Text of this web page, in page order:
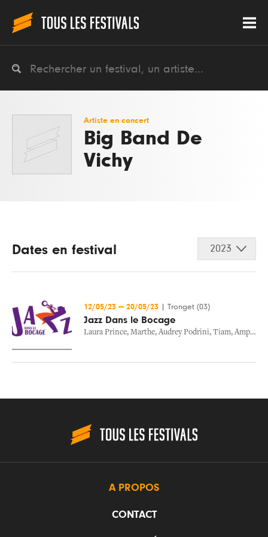
Artiste en concert
Big Band De
Vichy
Dates en festival 2023
12/05/23 — 20/05/23 Tronget (03)
Jazz Dans le Bocage
Laura Prince, Marthe, Audrey Podrini, Tiam, Amphitryon
A PROPOS
CONTACT